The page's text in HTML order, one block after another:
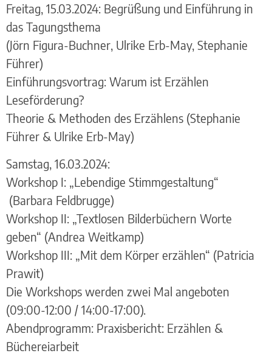
Freitag, 15.03.2024: Begrüßung und Einführung in
das Tagungsthema
(Jörn Figura-Buchner, Ulrike Erb-May, Stephanie
Führer)
Einführungsvortrag: Warum ist Erzählen
Leseförderung?
Theorie & Methoden des Erzählens (Stephanie
Führer & Ulrike Erb-May)
Samstag, 16.03.2024:
Workshop I: „Lebendige Stimmgestaltung“
(Barbara Feldbrugge)
Workshop II: „Textlosen Bilderbüchern Worte
geben“ (Andrea Weitkamp)
Workshop III: „Mit dem Körper erzählen“ (Patricia
Prawit)
Die Workshops werden zwei Mal angeboten
(09:00-12:00 / 14:00-17:00).
Abendprogramm: Praxisbericht: Erzählen &
Büchereiarbeit